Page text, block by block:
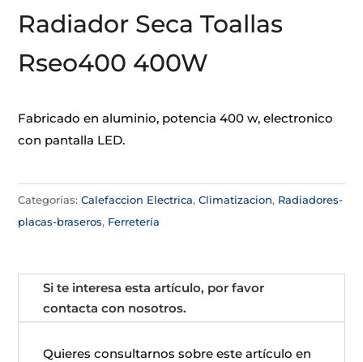
Radiador Seca Toallas
Rseo400 400W
Fabricado en aluminio, potencia 400 w, electronico
con pantalla LED.
Categorías:Calefaccion Electrica,Climatizacion, Radiadores-
placas-braseros, Ferretería
Si te interesa esta artículo, por favor
contacta con nosotros.
Quieres consultarnos sobre este artículo en